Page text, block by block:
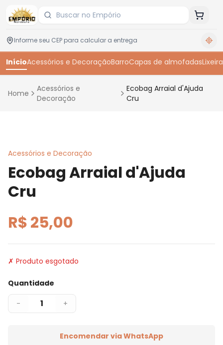
InícioAcessórios e DecoraçãoBarroCapas de almofadasLixeira
Home
Acessórios e
Decoração
Ecobag Arraial d'Ajuda
Cru
Acessórios e Decoração
Ecobag Arraial d'Ajuda
Cru
R$ 25,00
✗ Produto esgotado
Quantidade
- 1 +
Encomendar via WhatsApp